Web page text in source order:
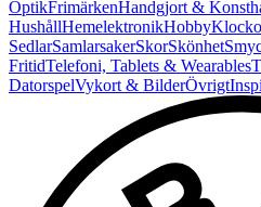
OptikFrimärkenHandgjort &
HushållHemelektronikHobby
SedlarSamlarsakerSkorSkönhet
FritidTelefoni, Tablets & Wearables
DatorspelVykort & BilderÖvrigt